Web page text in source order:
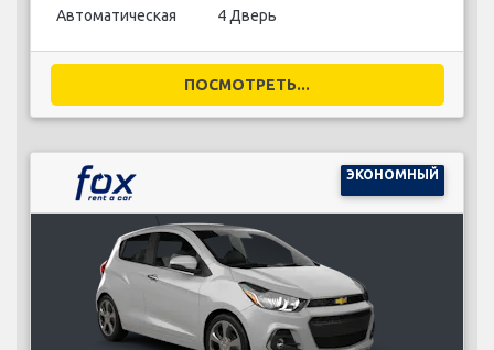
Автоматическая 4 Дверь
ПОСМОТРЕТЬ...
ЭКОНОМНЫЙ